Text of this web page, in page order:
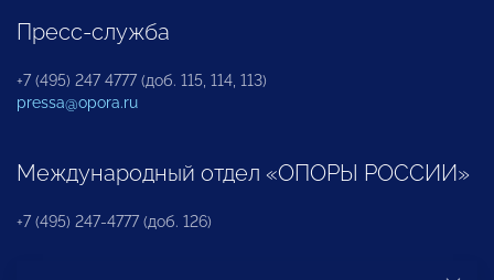
Пресс-служба
+7 (495) 247 4777 (доб. 115, 114, 113)
pressa@opora.ru
Международный отдел «ОПОРЫ РОССИИ»
+7 (495) 247-4777 (доб. 126)